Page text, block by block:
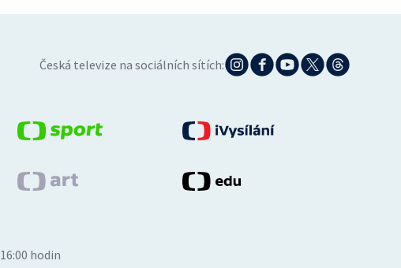
Česká televize na sociálních sítích:
hodin